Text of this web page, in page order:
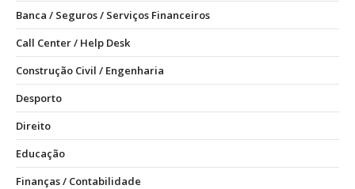
Banca / Seguros / Serviços Financeiros
Call Center / Help Desk
Construção Civil / Engenharia
Desporto
Direito
Educação
Finanças / Contabilidade